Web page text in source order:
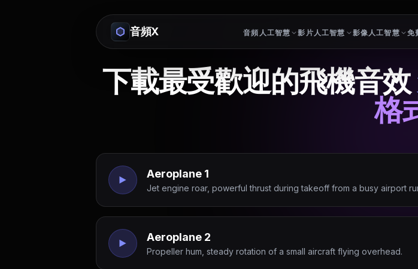
音頻X 音頻人工智慧 影片人工智慧 影像人工智慧 免
下載最受歡迎的飛機音效
格
Aeroplane 1
Jet engine roar, powerful thrust during takeoff from a busy airport
Aeroplane 2
Propeller hum, steady rotation of a small aircraft flying overhead.